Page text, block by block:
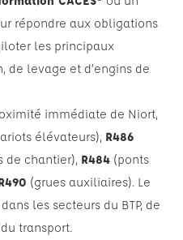
répondre aux obligations
les principaux
de levage et d’engins de
immédiate de Niort,
élévateurs), R486
de chantier), R484 (ponts
(grues auxiliaires). Le
les secteurs du BTP, de
transport.